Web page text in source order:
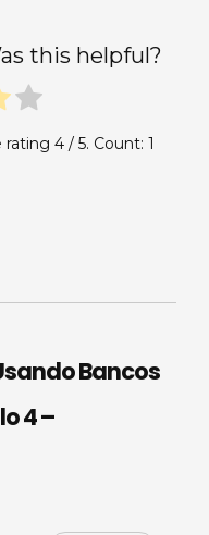
this helpful?
rating 4/ 5. Count: 1
Bancos
4 –